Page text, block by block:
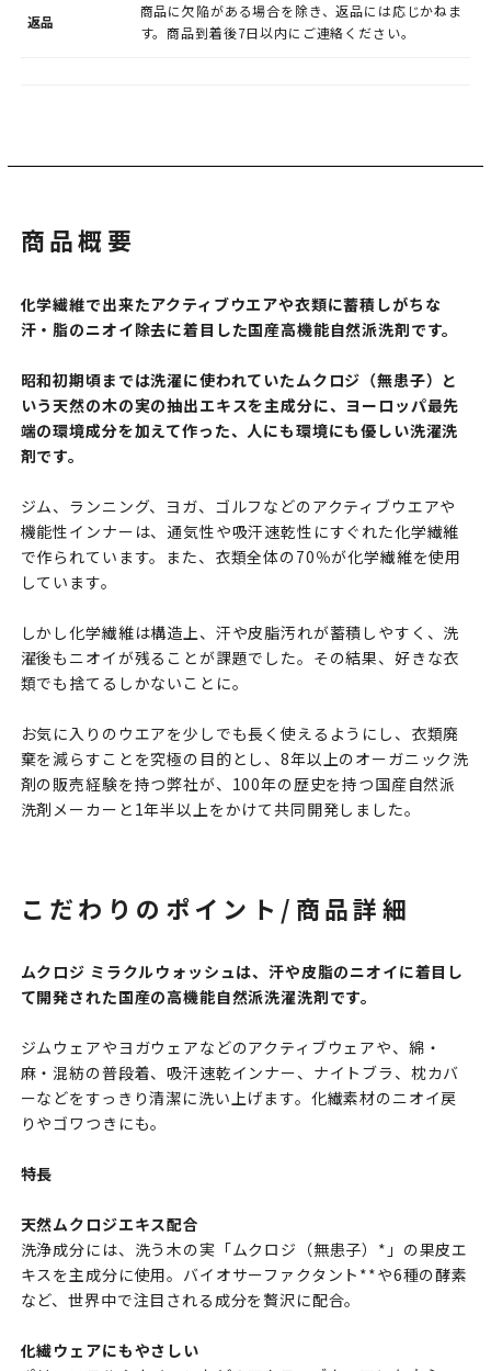
返品
商品に欠陥がある場合を除き、返品には応じかねま
す。商品到着後7日以内にご連絡ください。
商品概要
化学繊維で出来たアクティブウエアや衣類に蓄積しがちな
汗・脂のニオイ除去に着目した国産高機能自然派洗剤です。
昭和初期頃までは洗濯に使われていたムクロジ（無患子）と
いう天然の木の実の抽出エキスを主成分に、ヨーロッパ最先
端の環境成分を加えて作った、人にも環境にも優しい洗濯洗
剤です。
ジム、ランニング、ヨガ、ゴルフなどのアクティブウエアや
機能性インナーは、通気性や吸汗速乾性にすぐれた化学繊維
で作られています。また、衣類全体の70％が化学繊維を使用
しています。
しかし化学繊維は構造上、汗や皮脂汚れが蓄積しやすく、洗
濯後もニオイが残ることが課題でした。その結果、好きな衣
類でも捨てるしかないことに。
お気に入りのウエアを少しでも長く使えるようにし、衣類廃
棄を減らすことを究極の目的とし、8年以上のオーガニック洗
剤の販売経験を持つ弊社が、100年の歴史を持つ国産自然派
洗剤メーカーと1年半以上をかけて共同開発しました。
こだわりのポイント/商品詳細
ムクロジ ミラクルウォッシュは、汗や皮脂のニオイに着目し
て開発された国産の高機能自然派洗濯洗剤です。
ジムウェアやヨガウェアなどのアクティブウェアや、綿・
麻・混紡の普段着、吸汗速乾インナー、ナイトブラ、枕カバ
ーなどをすっきり清潔に洗い上げます。化繊素材のニオイ戻
りやゴワつきにも。
特長
天然ムクロジエキス配合
洗浄成分には、洗う木の実「ムクロジ（無患子）*」の果皮エ
キスを主成分に使用。バイオサーファクタント**や6種の酵素
など、世界中で注目される成分を贅沢に配合。
化繊ウェアにもやさしい